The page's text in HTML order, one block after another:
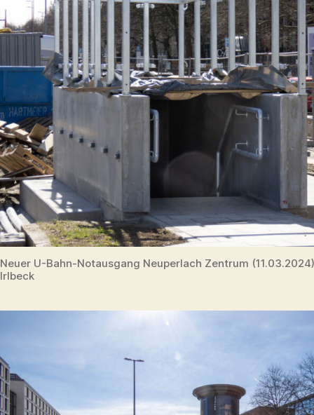
Neuer U-Bahn-Notausgang Neuperlach Zentrum
Irlbeck